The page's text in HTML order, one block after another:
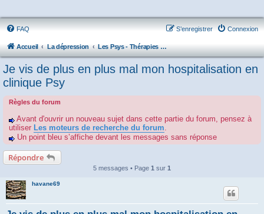
FAQ Connexion
S’enregistrer
Accueil La dépression Les Psys - Thérapies - Cliniques - Hôpitaux - Associations
Je vis de plus en plus mal mon hospitalisation en
clinique Psy
Règles du forum
Avant d'ouvrir un nouveau sujet dans cette partie du forum, pensez à
utiliser Les moteurs de recherche du forum.
Un point bleu s’affiche devant les messages sans réponse
Répondre
5 messages • Page 1 sur 1
havane69